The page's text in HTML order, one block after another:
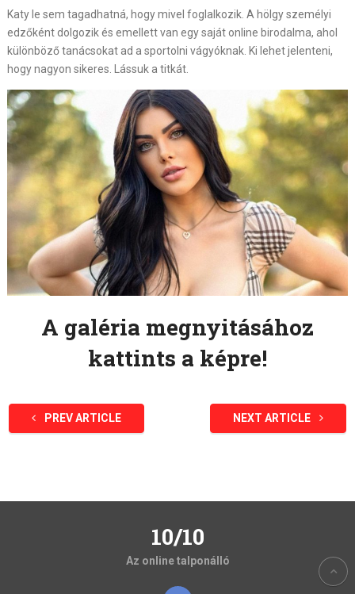
Katy le sem tagadhatná, hogy mivel foglalkozik. A hölgy személyi
edzőként dolgozik és emellett van egy saját online birodalma, ahol
különböző tanácsokat ad a sportolni vágyóknak. Ki lehet jelenteni,
hogy nagyon sikeres. Lássuk a titkát.
A galéria megnyitásához
kattints a képre!
PREV ARTICLE NEXT ARTICLE
10/10
Az online talponálló